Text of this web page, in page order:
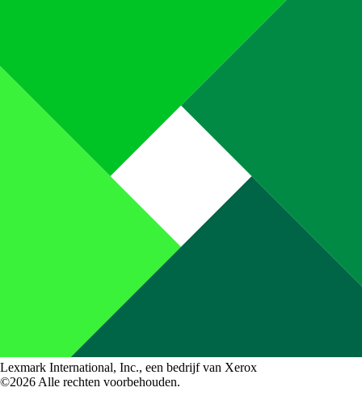
Lexmark International, Inc., een bedrijf van Xerox
©2026 Alle rechten voorbehouden.